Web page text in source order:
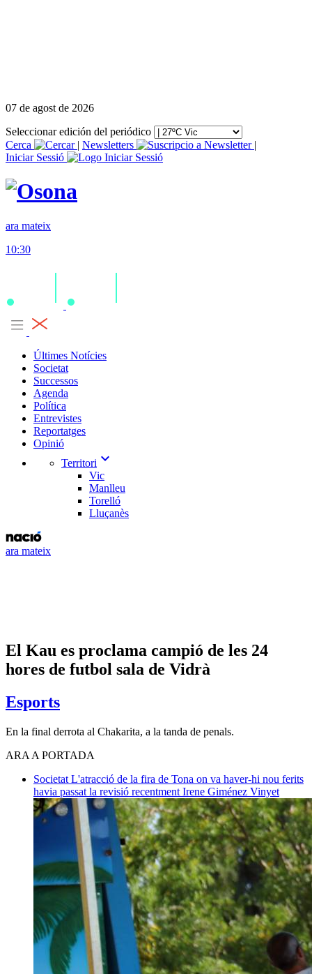
07 de agost de 2026
Seleccionar edición del periódico
Cerca
| Newsletters
|
Iniciar Sessió
ara mateix
10:30
Últimes Notícies
Societat
Successos
Agenda
Política
Entrevistes
Reportatges
Opinió
Territori expand_more
Vic
Manlleu
Torelló
Lluçanès
ara mateix
El Kau es proclama campió de les 24
hores de futbol sala de Vidrà
Esports
En la final derrota al Chakarita, a la tanda de penals.
ARA A PORTADA
Societat L'atracció de la fira de Tona on va haver-hi nou ferits
havia passat la revisió recentment Irene Giménez Vinyet